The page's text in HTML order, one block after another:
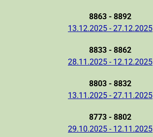
8863 - 8892
13.12.2025 - 27.12.2025
8833 - 8862
28.11.2025 - 12.12.2025
8803 - 8832
13.11.2025 - 27.11.2025
8773 - 8802
29.10.2025 - 12.11.2025